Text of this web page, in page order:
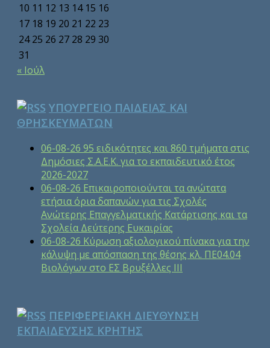
10 11 12 13 14 15 16
17 18 19 20 21 22 23
24 25 26 27 28 29 30
31
« Ιούλ
ΥΠΟΥΡΓΕΙΟ ΠΑΙΔΕΙΑΣ ΚΑΙ
ΘΡΗΣΚΕΥΜΑΤΩΝ
06-08-26 95 ειδικότητες και 860 τμήματα στις
Δημόσιες Σ.Α.Ε.Κ. για το εκπαιδευτικό έτος
2026-2027
06-08-26 Επικαιροποιούνται τα ανώτατα
ετήσια όρια δαπανών για τις Σχολές
Ανώτερης Επαγγελματικής Κατάρτισης και τα
Σχολεία Δεύτερης Ευκαιρίας
06-08-26 Κύρωση αξιολογικού πίνακα για την
κάλυψη με απόσπαση της θέσης κλ. ΠΕ04.04
Βιολόγων στο ΕΣ Βρυξέλλες ΙΙΙ
ΠΕΡΙΦΕΡΕΙΑΚΗ ΔΙΕΥΘΥΝΣΗ
ΕΚΠΑΙΔΕΥΣΗΣ ΚΡΗΤΗΣ